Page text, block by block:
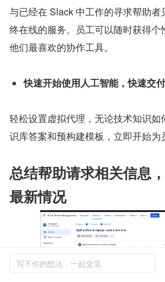
与已经在 Slack 中工作的寻求帮助
终在线的服务。员工可以随时获得
他们最喜欢的协作工具。
快速开始使用人工智能，快速交
轻松设置虚拟代理，无论技术知识如
识库答案和预构建模板，立即开始为
总结帮助请求相关信息
最新情况
写下你的想法，一起交流